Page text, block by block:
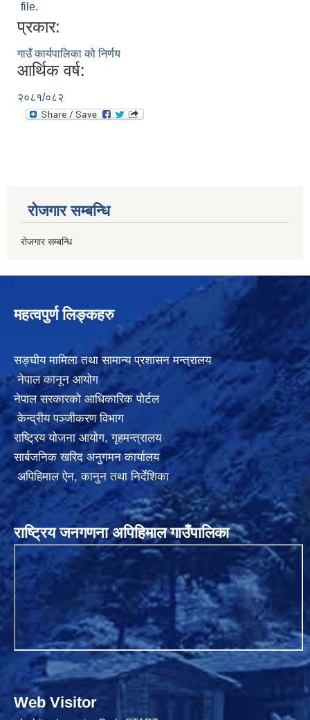
file.
प्रकार:
गाउँ कार्यपालिका को निर्णय
आर्थिक वर्ष:
२०८१/०८२
रोजगार सम्बन्धि
रोजगार सम्बन्धि
महत्वपुर्ण लिङ्कहरु
सङ्घीय मामिला तथा सामान्य प्रशासन मन्त्रालय
नेपाल कानून आयोग
नेपाल सरकारको आधिकारिक पोर्टल
केन्द्रीय पञ्जीकरण विभाग
राष्ट्रिय योजना आयोग,गृहमन्त्रालय
सार्बजनिक खरिद अनुगमन कार्यालय
अपिहिमाल ऐन, कानुन तथा निर्देशिका
राष्ट्रिय जनगणना अपिहिमाल गाउँपालिका
Web Visitor